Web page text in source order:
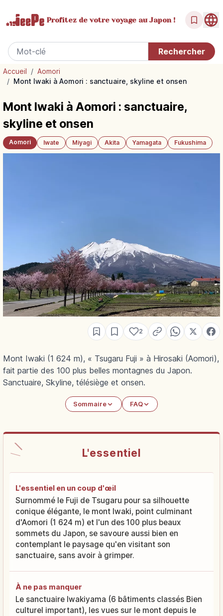
Profitez de votrevoyage au Japon !
Accueil / Aomori
/ Mont Iwaki à Aomori : sanctuaire, skyline et onsen
Mont Iwaki à Aomori : sanctuaire,
skyline et onsen
Aomori Iwate Miyagi Akita Yamagata Fukushima
2
Mont Iwaki (1 624 m), « Tsugaru Fuji » à Hirosaki (Aomori),
fait partie des 100 plus belles montagnes du Japon.
Sanctuaire, Skyline, télésiège et onsen.
Sommaire FAQ
L'essentiel
L'essentiel en un coup d'œil
Surnommé le Fuji de Tsugaru pour sa silhouette
conique élégante, le mont Iwaki, point culminant
d'Aomori (1 624 m) et l'un des 100 plus beaux
sommets du Japon, se savoure aussi bien en
contemplant le paysage qu'en visitant son
sanctuaire, sans avoir à grimper.
À ne pas manquer
Le sanctuaire Iwakiyama (6 bâtiments classés Bien
culturel important), les vues sur le mont depuis le